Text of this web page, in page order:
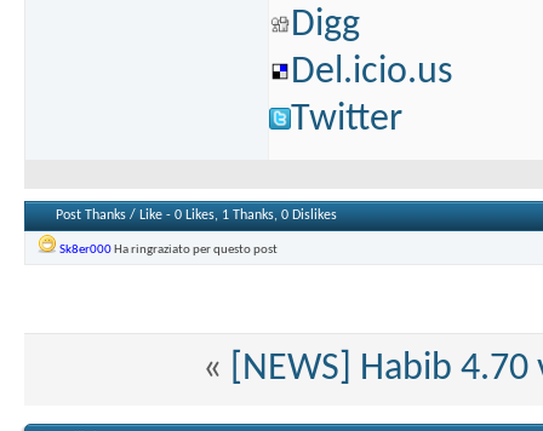
Digg
Del.icio.us
Twitter
Post Thanks / Like - 0 Likes, 1 Thanks, 0 Dislikes
Sk8er000Ha ringraziato per questo post
« [NEWS] Habib 4.70